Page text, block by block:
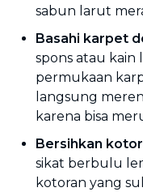
sabun larut
Basahi karpet
spons atau
permukaan
langsung
karena bisa
Bersihkan
sikat berbulu
kotoran yang